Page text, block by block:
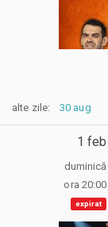
alte zile: 30 aug
1 feb
duminică
ora 20:00
expirat